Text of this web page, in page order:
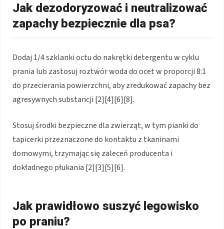
Jak dezodoryzować i neutralizować
zapachy bezpiecznie dla psa?
Dodaj 1/4 szklanki octu do nakrętki detergentu w cyklu
prania lub zastosuj roztwór woda do ocet w proporcji 8:1
do przecierania powierzchni, aby zredukować zapachy bez
agresywnych substancji [2][4][6][8].
Stosuj środki bezpieczne dla zwierząt, w tym pianki do
tapicerki przeznaczone do kontaktu z tkaninami
domowymi, trzymając się zaleceń producenta i
dokładnego płukania [2][3][5][6].
Jak prawidłowo suszyć legowisko
po praniu?